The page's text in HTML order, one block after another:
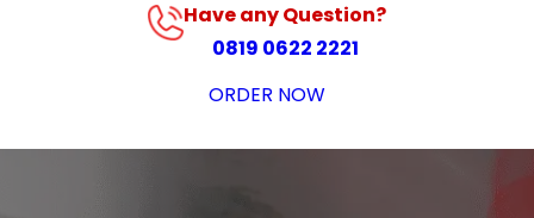
Have any Question?
0819 0622 2221
ORDER NOW